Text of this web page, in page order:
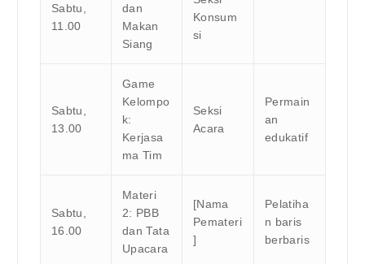
Sabtu,
11.00
dan
Makan
Siang
Konsum
si
Sabtu,
13.00
Game
Kelompo
k:
Kerjasa
ma Tim
Seksi
Acara
Permain
an
edukatif
Sabtu,
16.00
Materi
2: PBB
dan Tata
Upacara
[Nama
Pemateri
]
Pelatiha
n baris
berbaris